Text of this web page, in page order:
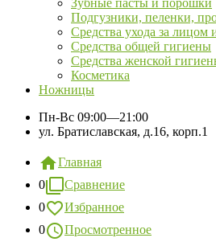
Зубные пасты и порошки
Подгузники, пеленки,
Средства ухода за лицом
Средства общей гигиены
Средства женской
Косметика
Ножницы
Пн-Вс 09:00—21:00
ул. Братиславская, д.16, корп.1
Главная
0
Сравнение
0
Избранное
0
Просмотренное